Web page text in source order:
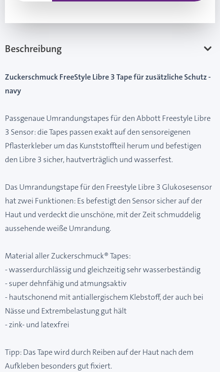
Beschreibung
Zuckerschmuck FreeStyle Libre 3 Tape für zusätzliche Schutz -
navy
Passgenaue Umrandungstapes für den Abbott Freestyle Libre
3 Sensor: die Tapes passen exakt auf den sensoreigenen
Pflasterkleber um das Kunststoffteil herum und befestigen
den Libre 3 sicher, hautverträglich und wasserfest.
Das Umrandungstape für den Freestyle Libre 3 Glukosesensor
hat zwei Funktionen: Es befestigt den Sensor sicher auf der
Haut und verdeckt die unschöne, mit der Zeit schmuddelig
aussehende weiße Umrandung.
Material aller Zuckerschmuck® Tapes:
- wasserdurchlässig und gleichzeitig sehr wasserbeständig
- super dehnfähig und atmungsaktiv
- hautschonend mit antiallergischem Klebstoff, der auch bei
Nässe und Extrembelastung gut hält
- zink- und latexfrei
Tipp: Das Tape wird durch Reiben auf der Haut nach dem
Aufkleben besonders gut fixiert.